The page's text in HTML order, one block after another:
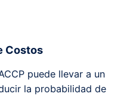
Costos
puede llevar a un
la probabilidad de